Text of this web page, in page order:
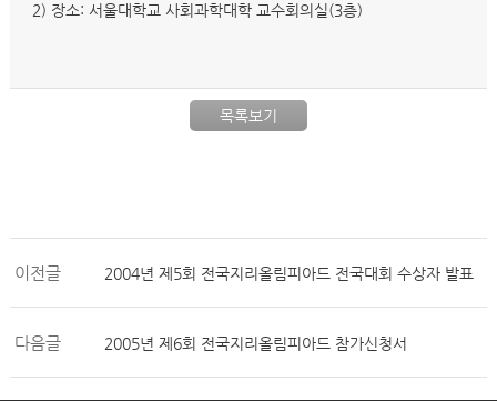
2) 장소: 서울대학교 사회과학대학 교수회의실(3층)
목록보기
이전글 2004년 제5회 전국지리올림피아드 전국대회 수상자 발표
다음글 2005년 제6회 전국지리올림피아드 참가신청서